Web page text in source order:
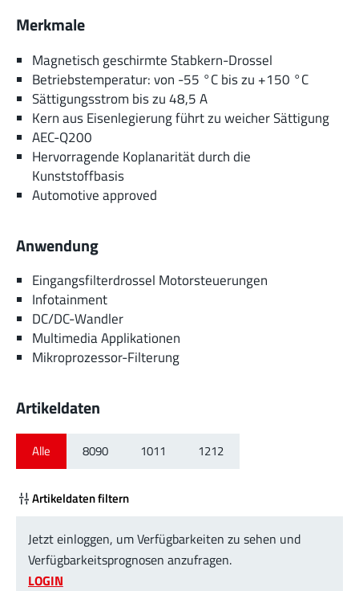
Merkmale
Magnetisch geschirmte Stabkern-Drossel
Betriebstemperatur: von -55 °C bis zu +150 °C
Sättigungsstrom bis zu 48,5 A
Kern aus Eisenlegierung führt zu weicher Sättigung
AEC-Q200
Hervorragende Koplanarität durch die
Kunststoffbasis
Automotive approved
Anwendung
Eingangsfilterdrossel Motorsteuerungen
Infotainment
DC/DC-Wandler
Multimedia Applikationen
Mikroprozessor-Filterung
Artikeldaten
Alle 8090 1011 1212
Artikeldaten filtern
Jetzt einloggen, um Verfügbarkeiten zu sehen und
Verfügbarkeitsprognosen anzufragen.
LOGIN